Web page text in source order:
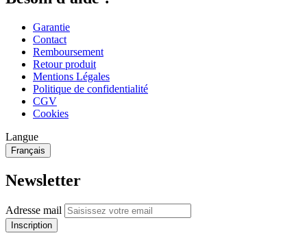
Garantie
Contact
Remboursement
Retour produit
Mentions Légales
Politique de confidentialité
CGV
Cookies
Langue
Français
Newsletter
Adresse mail
Inscription